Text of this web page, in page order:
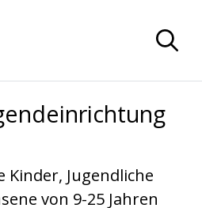
Jugendliche
von 9-25 Jahren